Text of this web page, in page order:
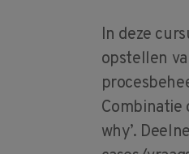
In deze
opstellen
Combinatie
why’.